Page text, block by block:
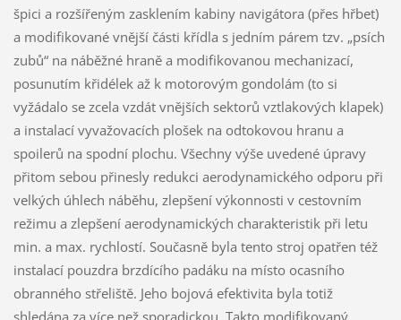
špici a rozšířeným zasklením kabiny navigátora (přes hřbet)
a modifikované vnější části křídla s jedním párem tzv. „psích
zubů“ na náběžné hraně a modifikovanou mechanizací,
posunutím křidélek až k motorovým gondolám (to si
vyžádalo se zcela vzdát vnějších sektorů vztlakových klapek)
a instalací vyvažovacích plošek na odtokovou hranu a
spoilerů na spodní plochu. Všechny výše uvedené úpravy
přitom sebou přinesly redukci aerodynamického odporu při
velkých úhlech náběhu, zlepšení výkonnosti v cestovním
režimu a zlepšení aerodynamických charakteristik při letu
min. a max. rychlostí. Současně byla tento stroj opatřen též
instalací pouzdra brzdícího padáku na místo ocasního
obranného střeliště. Jeho bojová efektivita byla totiž
shledána za více než sporadickou. Takto modifikovaný